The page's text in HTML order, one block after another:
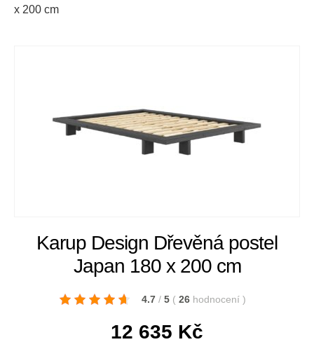
x 200 cm
Karup Design Dřevěná postel
Japan 180 x 200 cm
4.7 / 5 ( 26 hodnocení )
12 635 Kč